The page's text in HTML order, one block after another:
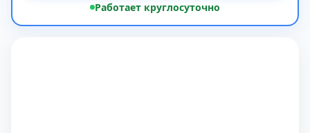
Работает круглосуточно